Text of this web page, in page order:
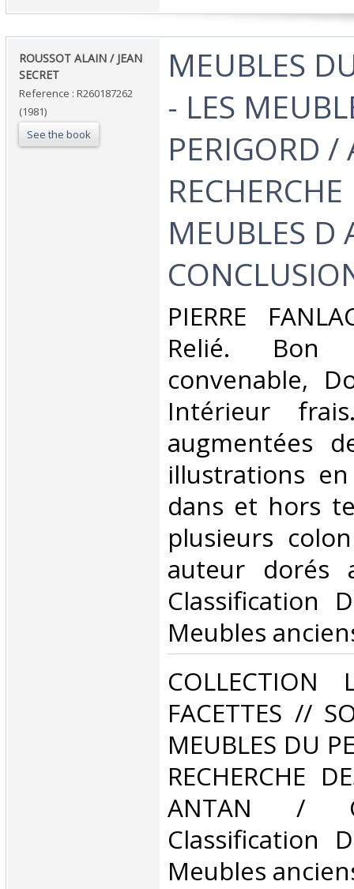
‎ROUSSOT ALAIN / JEAN
SECRET‎
Reference : R260187262
(1981)
See the book
‎MEUBLES
- LES
PERIGORD /
RECHERCHE
MEUBLES D
‎PIERRE
Relié. Bon
convenable,
Intérieur
augmentées
illustrations
dans et hors
plusieurs
auteur
Classification
Meubles
FACETTES //
MEUBLES DU
RECHERCHE
ANTAN /
Classification
Meubles